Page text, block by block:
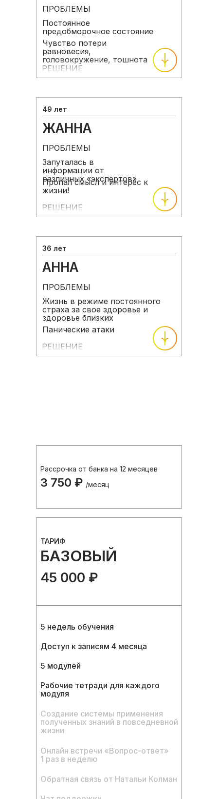
ПРОБЛЕМЫ
Постоянное
предобморочное состояние
Чувство потери
равновесия,
головокружение, тошнота
РЕШЕНИЕ
49 лет
ЖАННА
ПРОБЛЕМЫ
Запуталась в
информации от
различных «экспертов»
Пропал смысл и интерес к
жизни!
РЕШЕНИЕ
36 лет
АННА
ПРОБЛЕМЫ
Жизнь в режиме постоянного
страха за свое здоровье и
здоровье близких
Панические атаки
РЕШЕНИЕ
Рассрочка от банка на 12 месяцев
3 750 ₽ /месяц
ТАРИФ
45 000 ₽
БАЗОВЫЙ
5 недель обучения
Доступ к записям 4 месяца
5 модулей
Рабочие тетради для каждого
модуля
Создание системы применения
полученных знаний в повседневной
жизни
Онлайн встречи «Вопрос-ответ»
1 раз в неделю
Обратная связь от Натальи Колман